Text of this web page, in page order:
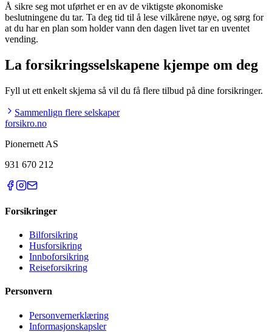
Å sikre seg mot uførhet er en av de viktigste økonomiske
beslutningene du tar. Ta deg tid til å lese vilkårene nøye, og sørg for
at du har en plan som holder vann den dagen livet tar en uventet
vending.
La forsikringsselskapene kjempe om deg
Fyll ut ett enkelt skjema så vil du få flere tilbud på dine forsikringer.
Sammenlign flere selskaper
forsikro.no
Pionernett AS
931 670 212
Forsikringer
Bilforsikring
Husforsikring
Innboforsikring
Reiseforsikring
Personvern
Personvernerklæring
Informasjonskapsler